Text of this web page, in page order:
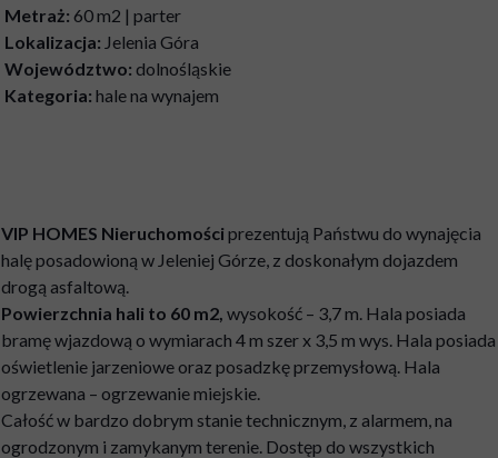
VIP HOMES Nieruchomości prezentują Państwu do wynajęcia
halę posadowioną w Jeleniej Górze, z doskonałym dojazdem
drogą asfaltową.
Powierzchnia hali to 60 m2, wysokość – 3,7 m. Hala posiada
bramę wjazdową o wymiarach 4 m szer x 3,5 m wys. Hala posiada
oświetlenie jarzeniowe oraz posadzkę przemysłową. Hala
ogrzewana – ogrzewanie miejskie.
Całość w bardzo dobrym stanie technicznym, z alarmem, na
ogrodzonym i zamykanym terenie. Dostęp do wszystkich
Metraż: 60 m2 | parter
Lokalizacja: Jelenia Góra
Województwo: dolnośląskie
Kategoria: hale na wynajem